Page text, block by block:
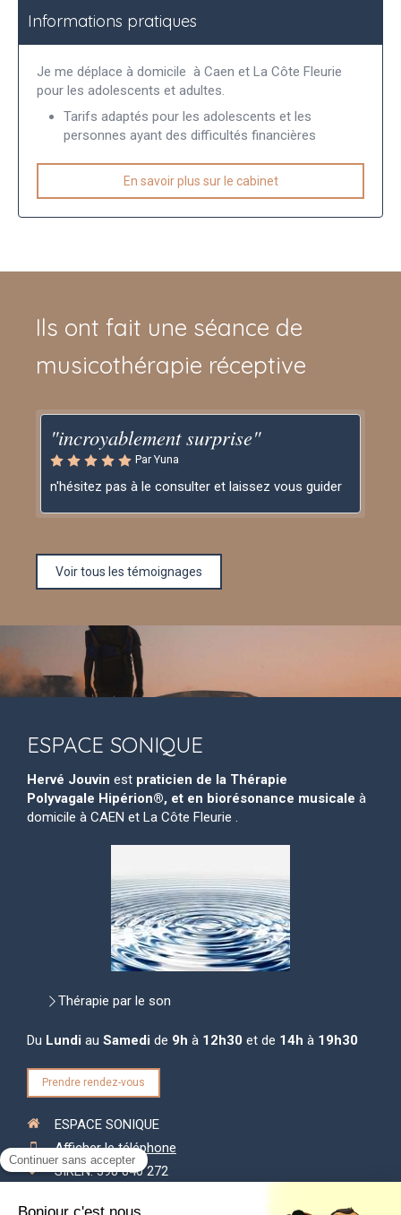
Informations pratiques
Je me déplace à domicile à Caen et La Côte Fleurie
pour les adolescents et adultes.
Tarifs adaptés pour les adolescents et les
personnes ayant des difficultés financières
En savoir plus sur le cabinet
Ils ont fait une séance de
musicothérapie réceptive
"incroyablement surprise"
Par Yuna
n'hésitez pas à le consulter et laissez vous guider
Voir tous les témoignages
ESPACE SONIQUE
Hervé Jouvin est praticien de la Thérapie
Polyvagale Hipérion®, et en biorésonance musicale à
domicile à CAEN et La Côte Fleurie .
Thérapie par le son
Du Lundi au Samedi de 9h à 12h30 et de 14h à 19h30
Prendre rendez-vous
ESPACE SONIQUE
Afficher le téléphone
SIREN: 398 840 272